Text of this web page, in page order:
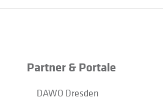
Partner & Portale
DAWO Dresden